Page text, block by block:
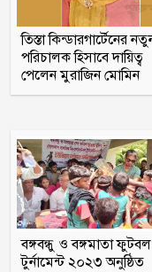
তিস্তা কিন্ডারগার্টেনের
পরিচালক হিসাবে দায়িত্ব
পেলেন মুরাজিন মোমিন
বঙ্গবন্ধু ও বঙ্গমাতা ফুটবল
টুর্নামেন্ট ২০২৩ অনুষ্ঠিত